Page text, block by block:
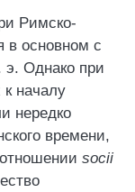
Римско-
в основном с
э. Однако при
началу
нередко
времени,
socii